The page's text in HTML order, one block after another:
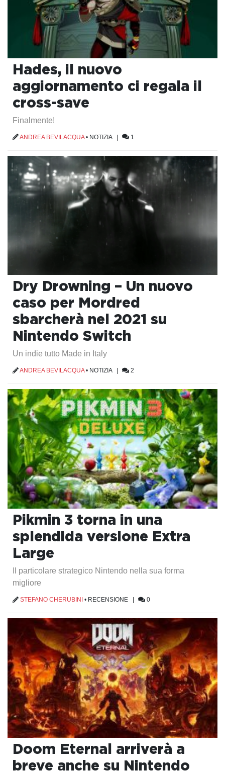
Hades, il nuovo
aggiornamento ci regala il
cross-save
Finalmente!
ANDREA BEVILACQUA• NOTIZIA| 1
Dry Drowning – Un nuovo
caso per Mordred
sbarcherà nel 2021 su
Nintendo Switch
Un indie tutto Made in Italy
ANDREA BEVILACQUA• NOTIZIA| 2
Pikmin 3 torna in una
splendida versione Extra
Large
Il particolare strategico Nintendo nella sua forma
migliore
STEFANO CHERUBINI • RECENSIONE 0
Doom Eternal arriverà a
breve anche su Nintendo